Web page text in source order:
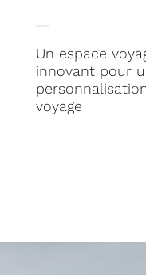
Un espace
innovant pour
voyage